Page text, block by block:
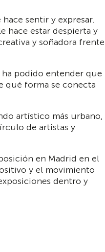
sentir y expresar.
hace estar despierta y
y soñadora frente
podido entender que
qué forma se conecta
artístico más urbano,
de artistas y
en Madrid en el
y el movimiento
dentro y